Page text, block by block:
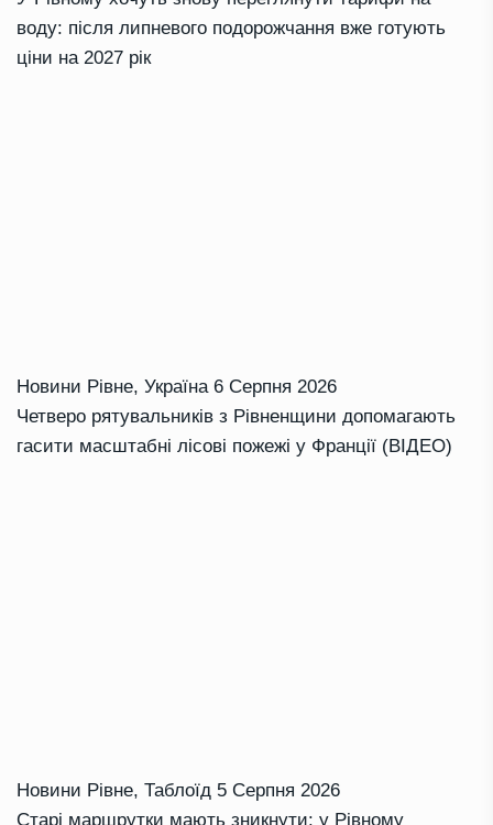
воду: після липневого подорожчання вже готують
ціни на 2027 рік
Новини Рівне, Україна 6 Серпня 2026
Четверо рятувальників з Рівненщини допомагають
гасити масштабні лісові пожежі у Франції (ВІДЕО)
Новини Рівне, Таблоїд 5 Серпня 2026
Старі маршрутки мають зникнути: у Рівному